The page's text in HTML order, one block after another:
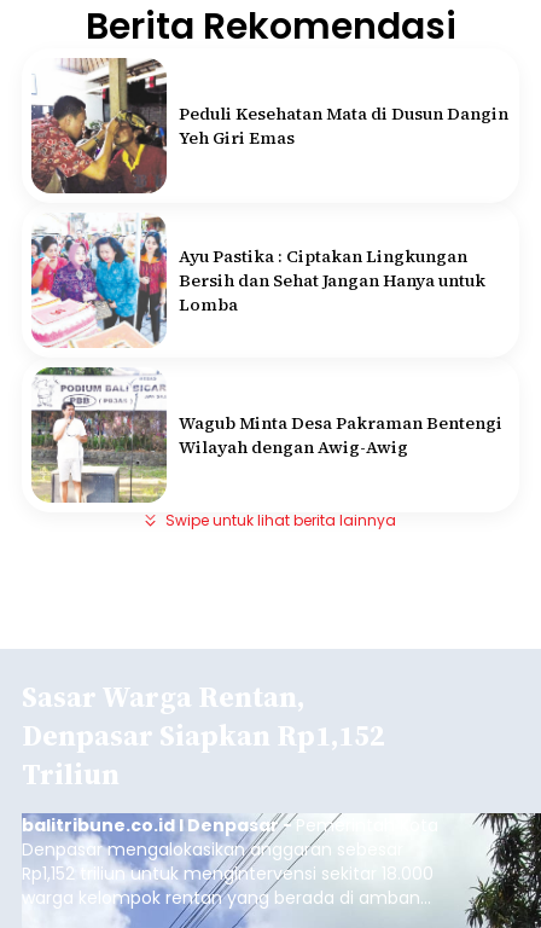
Berita Rekomendasi
Peduli Kesehatan Mata di Dusun Dangin
Yeh Giri Emas
Ayu Pastika : Ciptakan Lingkungan
Bersih dan Sehat Jangan Hanya untuk
Lomba
Wagub Minta Desa Pakraman Bentengi
Wilayah dengan Awig-Awig
Swipe untuk lihat berita lainnya
Sasar Warga Rentan,
Denpasar Siapkan Rp1,152
Triliun
balitribune.co.id I Denpasar -Pemerintah Kota
Denpasar mengalokasikan anggaran sebesar
Rp1,152 triliun untuk mengintervensi sekitar 18.000
warga kelompok rentan yang berada di ambang
garis kemiskinan. Langkah strategis ini diambil